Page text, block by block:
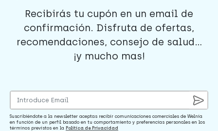
Recibirás tu cupón en un email de
confirmación. Disfruta de ofertas,
recomendaciones, consejo de salud...
¡y mucho mas!
Suscribiéndote a la newsletter aceptas recibir comunicaciones comerciales de Welnia
en función de un perfil basado en tu comportamiento y preferencias personales en los
términos previstos en la Política de Privacidad